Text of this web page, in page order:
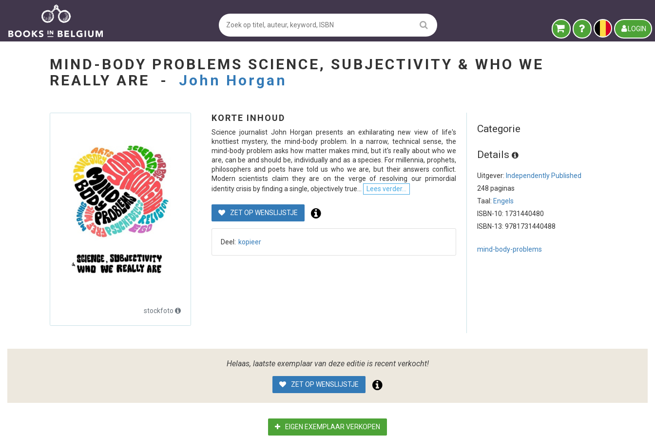
LOGIN
MIND-BODY PROBLEMS SCIENCE, SUBJECTIVITY & WHO WE
REALLY ARE - John Horgan
stockfoto
KORTE INHOUD
Science journalist John Horgan presents an exhilarating new view of life's
knottiest mystery, the mind-body problem. In a narrow, technical sense, the
mind-body problem asks how matter makes mind, but it's really about who we
are, can be and should be, individually and as a species. For millennia, prophets,
philosophers and poets have told us who we are, but their answers conflict.
Modern scientists claim they are on the verge of resolving our primordial
identity crisis by finding a single, objectively true...
Lees verder...
ZET OP WENSLIJSTJE
Deel: kopieer
Categorie
Details
Uitgever: Independently Published
248 paginas
Taal: Engels
ISBN-10: 1731440480
ISBN-13: 9781731440488
mind-body-problems
Helaas, laatste exemplaar van deze editie is recent verkocht!
ZET OP WENSLIJSTJE
EIGEN EXEMPLAAR VERKOPEN